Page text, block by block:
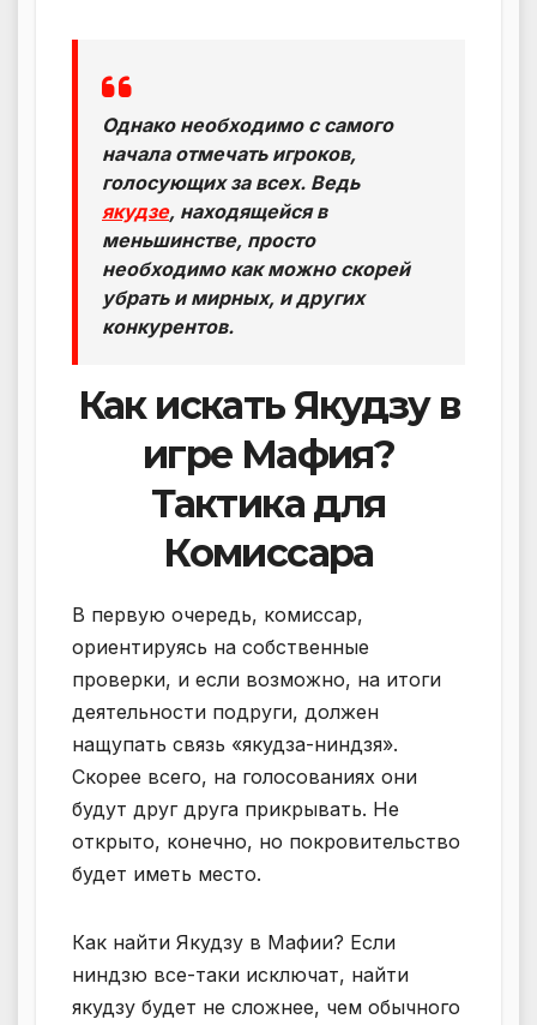
Однако необходимо с самого
начала отмечать игроков,
голосующих за всех. Ведь
якудзе, находящейся в
меньшинстве, просто
необходимо как можно скорей
убрать и мирных, и других
конкурентов.
Как искать Якудзу в
игре Мафия?
Тактика для
Комиссара
В первую очередь, комиссар,
ориентируясь на собственные
проверки, и если возможно, на итоги
деятельности подруги, должен
нащупать связь «якудза-ниндзя».
Скорее всего, на голосованиях они
будут друг друга прикрывать. Не
открыто, конечно, но покровительство
будет иметь место.
Как найти Якудзу в Мафии? Если
ниндзю все-таки исключат, найти
якудзу будет не сложнее, чем обычного